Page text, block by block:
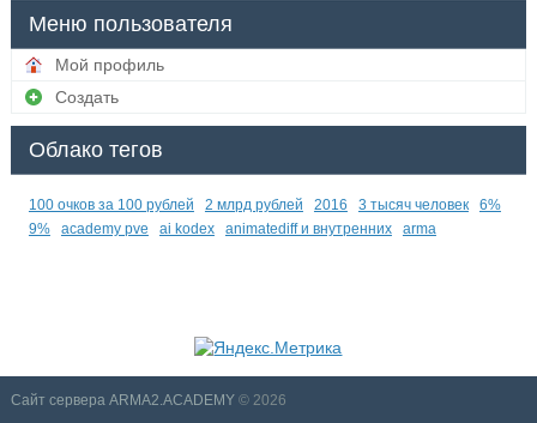
Меню пользователя
Мой профиль
Создать
Облако тегов
100 очков за 100 рублей 2 млрд рублей 2016 3 тысяч человек
6%
9%
academy pve ai kodex animatediff и внутренних arma
Сайт сервера ARMA2.ACADEMY© 2026